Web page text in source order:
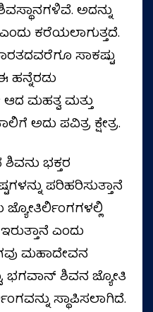
ಅದನ್ನು
ಕರೆಯಲಾಗುತ್ತದೆ.
ಸಾಕಷ್ಟು
ಹನ್ನೆರಡು
ಮಹತ್ವ ಮತ್ತು
ಅದು ಪವಿತ್ರ ಕ್ಷೇತ್ರ.
ಭಕ್ತರ
ಪರಿಹರಿಸುತ್ತಾನೆ
ಎಂದು
ಮಹಾದೇವನ
ಭಗವಾನ್ ಶಿವನ ಜ್ಯೋತಿ
ಸ್ಥಾಪಿಸಲಾಗಿದೆ.